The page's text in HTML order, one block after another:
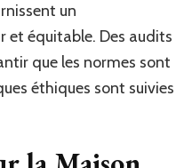
un
et équitable. Des audits
que les normes sont
éthiques sont suivies